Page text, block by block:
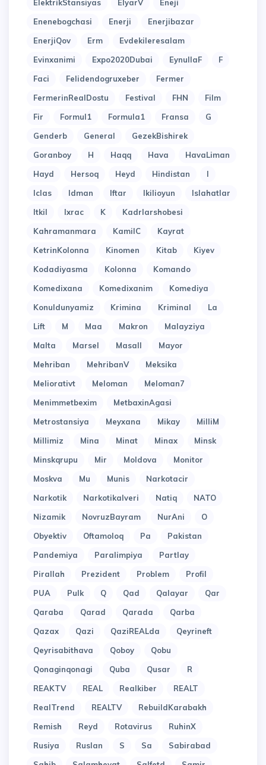
ElektrikStansiyas
ElyarV
Eneji
Enenebogchasi
Enerji
Enerjibazar
EnerjiQov
Erm
Evdekileresalam
Evinxanimi
Expo2020Dubai EynullaF
F
Faci
Felidendogruxeber
Fermer
FermerinRealDostu
Festival FHN
Film
Fir
Formul1 Formula1 Fransa
G
Genderb
General
GezekBishirek
Goranboy
H Haqq Hava
HavaLiman
Hayd
Hersoq Heyd Hindistan
I
Iclas
Idman Iftar Ikilioyun
Islahatlar
Itkil
Ixrac K
Kadrlarshobesi
Kahramanmara
KamilC
Kayrat
KetrinKolonna
Kinomen Kitab
Kiyev
Kodadiyasma
Kolonna
Komando
Komedixana
Komedixanim
Komediya
Konuldunyamiz
Krimina Kriminal
La
Lift
M Maa Makron
Malayziya
Malta
Marsel Masall
Mayor
Mehriban
MehribanV
Meksika
Meliorativt
Meloman
Meloman7
Menimmetbexim
MetbaxinAgasi
Metrostansiya
Meyxana Mikay
MilliM
Millimiz
Mina Minat Minax
Minsk
Minskqrupu
Mir Moldova
Monitor
Moskva
Mu Munis
Narkotacir
Narkotik
Narkotikalveri Natiq
NATO
Nizamik
NovruzBayram NurAni
O
Obyektiv
Oftamoloq Pa
Pakistan
Pandemiya
Paralimpiya
Partlay
Pirallah
Prezident Problem
Profil
PUA
Pulk Q Qad Qalayar
Qar
Qaraba
Qarad Qarada
Qarba
Qazax
Qazi QaziREALda
Qeyrineft
Qeyrisabithava
Qoboy
Qobu
Qonaginqonagi
Quba Qusar
R
REAKTV
REAL Realkiber
REALT
RealTrend
REALTV
RebuildKarabakh
Remish
Reyd Rotavirus
RuhinX
Rusiya
Ruslan S Sa
Sabirabad